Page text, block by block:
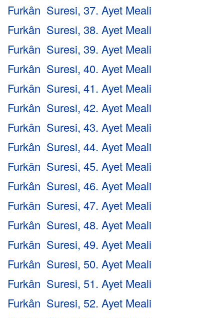
Furkân Suresi, 37. Ayet Meali
Furkân Suresi, 38. Ayet Meali
Furkân Suresi, 39. Ayet Meali
Furkân Suresi, 40. Ayet Meali
Furkân Suresi, 41. Ayet Meali
Furkân Suresi, 42. Ayet Meali
Furkân Suresi, 43. Ayet Meali
Furkân Suresi, 44. Ayet Meali
Furkân Suresi, 45. Ayet Meali
Furkân Suresi, 46. Ayet Meali
Furkân Suresi, 47. Ayet Meali
Furkân Suresi, 48. Ayet Meali
Furkân Suresi, 49. Ayet Meali
Furkân Suresi, 50. Ayet Meali
Furkân Suresi, 51. Ayet Meali
Furkân Suresi, 52. Ayet Meali